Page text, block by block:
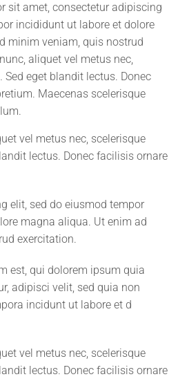
sit amet, consectetur adipiscing
incididunt ut labore et dolore
minim veniam, quis nostrud
aliquet vel metus nec,
eget blandit lectus. Donec
Maecenas scelerisque
vel metus nec, scelerisque
lectus. Donec facilisis ornare
elit, sed do eiusmod tempor
magna aliqua. Ut enim ad
exercitation.
est, qui dolorem ipsum quia
adipisci velit, sed quia non
incidunt ut labore et d
vel metus nec, scelerisque
lectus. Donec facilisis ornare